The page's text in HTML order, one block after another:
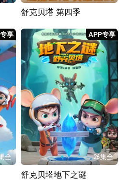
舒克贝塔 第四季
享
全
APP专享
26集全
舒克贝塔地下之谜